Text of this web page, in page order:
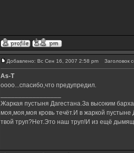
Добавлено: Вс Сен 16, 2007 2:58 pm Заголовок
As-T
оооо...спасибо,что предупредил.
Жаркая пустыня Дагестана.За высоким
моя,моя,моя кровь течёт.И в жаркой
твой труп?Нет.Это наш труп!И из ещё